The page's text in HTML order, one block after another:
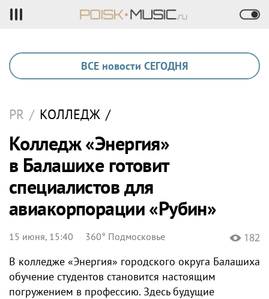
ВСЕ новости СЕГОДНЯ
PR / КОЛЛЕДЖ /
Колледж «Энергия»
в Балашихе готовит
специалистов для
авиакорпорации «Рубин»
15 июня, 15:40 360° Подмосковье 182
В колледже «Энергия» городского округа Балашиха
обучение студентов становится настоящим
погружением в профессию. Здесь будущие